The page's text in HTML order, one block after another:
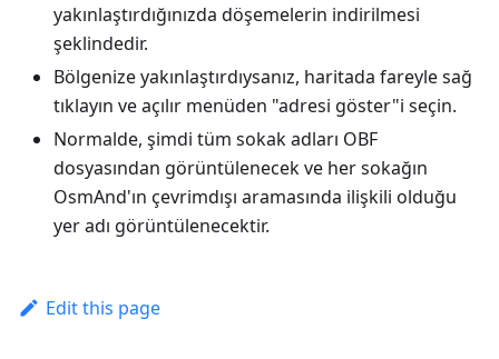
yakınlaştırdığınızda döşemelerin indirilmesi
şeklindedir.
Bölgenize yakınlaştırdıysanız, haritada fareyle sağ
tıklayın ve açılır menüden "adresi göster"i seçin.
Normalde, şimdi tüm sokak adları OBF
dosyasından görüntülenecek ve her sokağın
OsmAnd'ın çevrimdışı aramasında ilişkili olduğu
yer adı görüntülenecektir.
Edit this page